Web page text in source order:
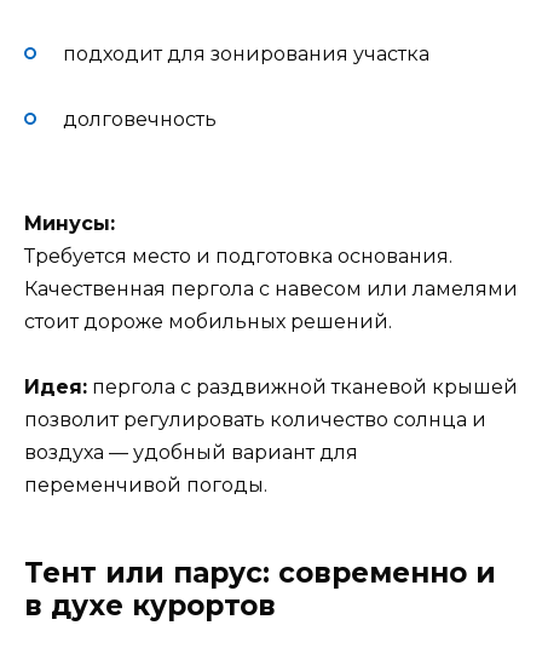
подходит для зонирования участка
долговечность
Минусы:
Требуется место и подготовка основания.
Качественная пергола с навесом или ламелями
стоит дороже мобильных решений.
Идея: пергола с раздвижной тканевой крышей
позволит регулировать количество солнца и
воздуха — удобный вариант для
переменчивой погоды.
Тент или парус: современно и
в духе курортов